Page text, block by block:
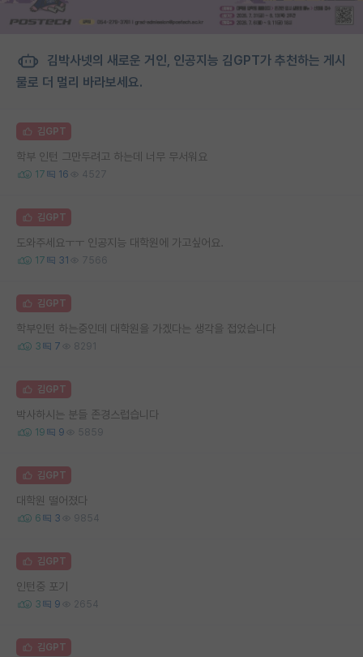
김박사넷의 새로운 거인, 인공지능 김GPT가 추천하는 게시
물로 더 멀리 바라보세요.
김GPT
학부 인턴 그만두려고 하는데 너무 무서워요
17 16 4527
김GPT
도와주세요ㅜㅜ 인공지능 대학원에 가고싶어요.
17 31 7566
김GPT
학부인턴 하는중인데 대학원을 가겠다는 생각을 접었습니다
3 7 8291
김GPT
박사하시는 분들 존경스럽습니다
19 9 5859
김GPT
대학원 떨어졌다
6 3 9854
김GPT
인턴중 포기
3 9 2654
김GPT